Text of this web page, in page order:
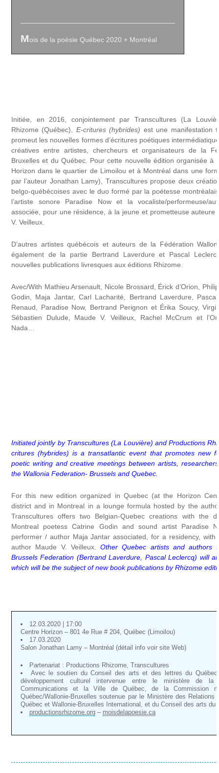
Mois de la poésie Québec 2020 + Montréal
Initiée, en 2016, conjointement par Transcultures (La
Rhizome (Québec),
E-critures (hybrides) est une manifestation
promeut les nouvelles formes d’écritures poétiques
créatives entre artistes, chercheurs et organisateurs de la
Bruxelles et du Québec. Pour cette nouvelle édition organisée à
Horizon dans le quartier de Limoilou et à Montréal dans une
par l’auteur Jonathan Lamy), Transcultures propose deux
belgo-québécoises avec le duo formé par la poétesse
l’artiste sonore Paradise Now et la vocaliste/performeuse/
associée, pour une résidence, à la jeune et prometteuse auteure
V. Veilleux.
D’autres artistes québécois et auteurs de la Fédération
également de la partie Bertrand Laverdure et Pascal
nouvelles publications livresques aux éditions Rhizome.
Avec/With Mathieu Arsenault, Nicole Brossard, Érick d’Orion,
Godin, Maja Jantar, Carl Lacharité, Bertrand Laverdure,
Renaud, Paradise Now, Bertrand Perignon et Érika Soucy,
Sébastien Dulude, Maude V. Veilleux, Rachel McCrum et
Nada…
Initiated jointly by Transcultures (La Louvière) and Productions
critures (hybrides) is a transatlantic event that promotes new
poetic writing and creative meetings between artists,
the Wallonia Federation- Brussels and Quebec.
For this new edition organized in Quebec (at the Horizon
district and in Montreal in a lounge formula hosted by the
Transcultures offers two Belgian-Quebec creations with the
Montreal poetess Catrine Godin and sound artist Paradise
performer / author Maja Jantar associated, for a residency, with
author Maude V. Veilleux.
Other Quebec artists and authors
Brussels Federation (Bertrand Laverdure, Pascal Leclercq) will
which will be the subject of new book publications by Rhizome
12.03.2020 | 17:00
Centre Horizon – 801 4e Rue # 204, Québec (Limoilou)
17.03.2020
Salon Jonathan Lamy – Montréal (détail info voir site Web)
Partenariat : Productions Rhizome, Transcultures
Avec le soutien du Conseil des arts et des lettres du
développement culturel intervenue entre le ministère de
Communications et la Ville de Québec, de la Commission
Québec/Wallonie-Bruxelles soutenue par le Ministère des Relations
Québec et Wallonie-Bruxelles International, et du Conseil des arts du
productionsrhizome.org – moisdelapoesie.ca